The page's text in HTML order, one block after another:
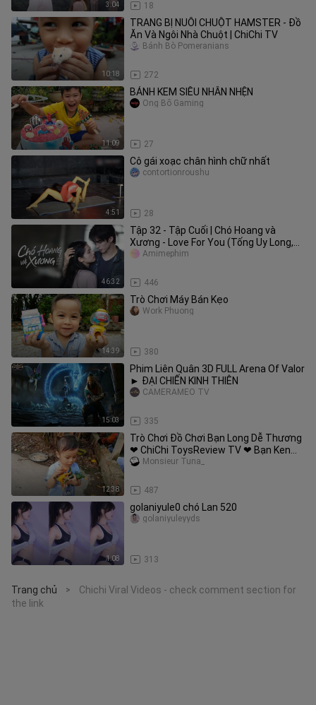
3:04 18
10:18
TRANG BỊ NUÔI CHUỘT HAMSTER - Đồ
Ăn Và Ngôi Nhà Chuột | ChiChi TV
272
Bánh Bò Pomeranians
11:09
BÁNH KEM SIÊU NHÂN NHỆN
27
Ông Bố Gaming
4:51
Cô gái xoạc chân hình chữ nhất
28
contortionroushu
46:32
Tập 32 - Tập Cuối | Chó Hoang và
Xương - Love For You (Tống Uy Long,
Trương Tịnh Nghi)
446
Amimephim
14:39
Trò Chơi Máy Bán Kẹo
380
Work Phuong
15:03
Phim Liên Quân 3D FULL Arena Of Valor
► ĐẠI CHIẾN KINH THIÊN
335
CAMERAMEO TV
12:38
Trò Chơi Đồ Chơi Bạn Long Dễ Thương
❤ ChiChi ToysReview TV ❤ Bạn Ken
Vui Nhộn
487
Monsieur Tuna_
1:08
golaniyule0 chó Lan 520
313
golaniyuleyyds
Trang chủ >
Chichi Viral Videos - check comment section for
the link